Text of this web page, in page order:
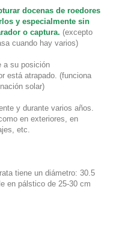
docenas de roedores
y especialmente sin
o captura. (excepto
cuando hay varios)
a su posición
está atrapado. (funciona
solar)
y durante varios años.
en exteriores, en
etc.
tiene un diámetro: 30.5
en pálstico de 25-30 cm